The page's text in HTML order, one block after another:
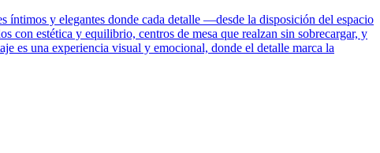
íntimos y elegantes donde cada detalle —desde la disposición del espacio
con estética y equilibrio, centros de mesa que realzan sin sobrecargar, y
es una experiencia visual y emocional, donde el detalle marca la